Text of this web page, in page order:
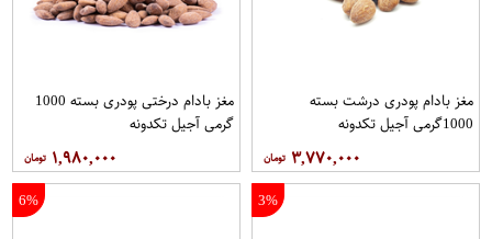
مغز بادام پودری درشت بسته
1000گرمی آجیل تکدونه
۳,۷۷۰,۰۰۰
مغز بادام درختی پودری بسته 1000
گرمی آجیل تکدونه
۱,۹۸۰,۰۰۰
3%
6%